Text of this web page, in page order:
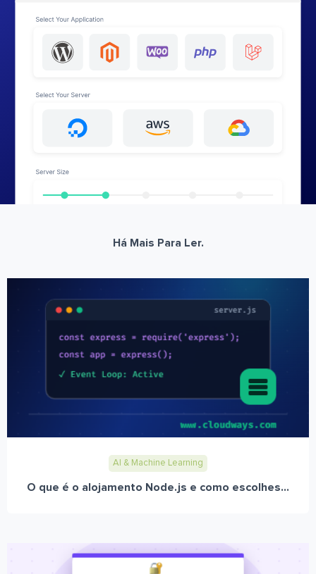
Há Mais Para Ler.
AI & Machine Learning
O que é o alojamento Node.js e como escolhes...